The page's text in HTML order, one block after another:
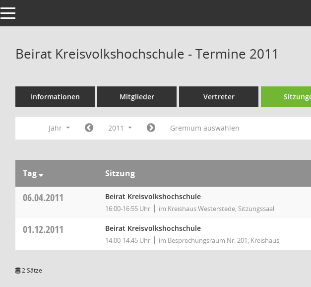
Toggle navigation
Beirat Kreisvolkshochschule - Termine 2011
Informationen Mitglieder Vertreter
Jahr 2011 Gremium auswählen
Tag Sitzung
06.04.2011 Beirat Kreisvolkshochschule
16:00-16:55 Uhr im Kreishaus Westerstede, Sitzungssaal
01.12.2011 Beirat Kreisvolkshochschule
14:00-14:45 Uhr im Besprechungsraum Nr. 201, Kreishaus
2 Sätze